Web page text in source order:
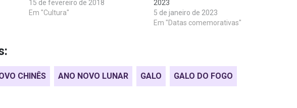
15 de fevereiro de 2018
Em "Cultura"
2023
5 de janeiro de 2023
Em "Datas comemorativas"
CHINÊS ANO NOVO LUNAR GALO GALO DO FOGO